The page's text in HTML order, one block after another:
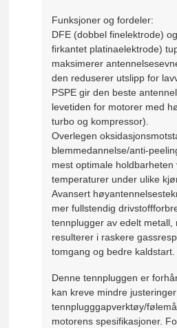
Funksjoner og fordeler:
DFE (dobbel finelektrode)
firkantet platinaelektrode)
maksimerer
den reduserer utslipp for
PSPE gir den beste
levetiden for motorer med
turbo og kompressor).
Overlegen
blemmedannelse/anti-
mest optimale holdbarheten
temperaturer under ulike
Avansert
mer fullstendig
tennplugger av edelt metall,
resulterer i raskere
tomgang og bedre kaldstart.
Denne tennpluggen er
kan kreve mindre
tennplugggapverktøy/
motorens spesifikasjoner.